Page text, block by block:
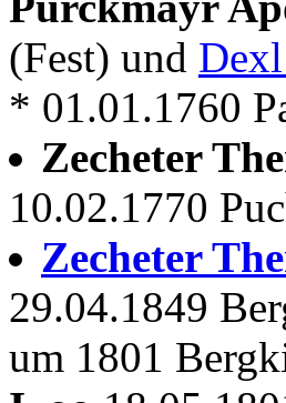
(Fest) und
* 01.01.1760
Zecheter
10.02.1770
Zecheter
29.04.1849
um 1801